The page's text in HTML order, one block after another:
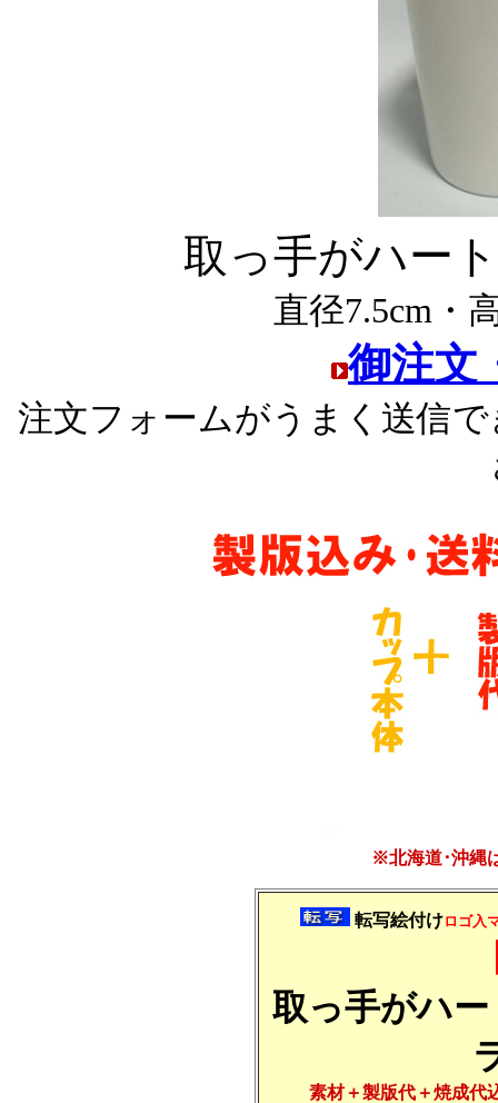
取っ手がハー
直径7.5cm・
御注
注文フォームがうまく送信
※北海道･沖縄
転写絵付けロゴ入
取っ手がハ
素材＋製版代＋焼成代